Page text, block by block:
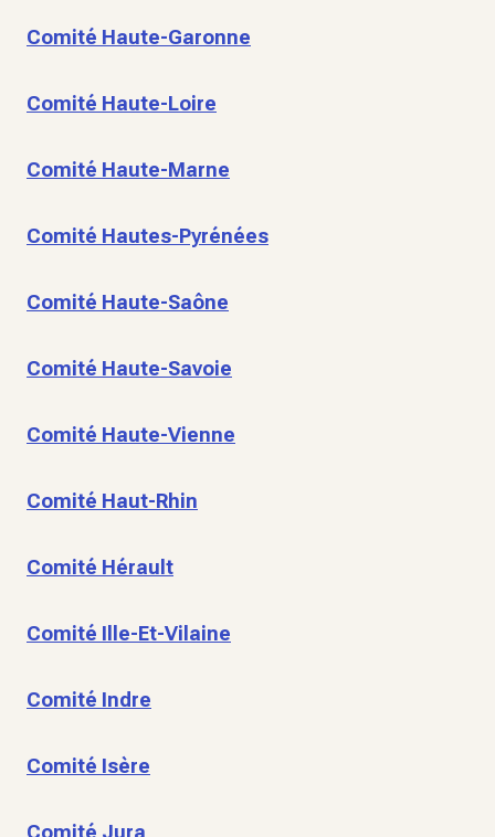
Comité Haute-Garonne
Comité Haute-Loire
Comité Haute-Marne
Comité Hautes-Pyrénées
Comité Haute-Saône
Comité Haute-Savoie
Comité Haute-Vienne
Comité Haut-Rhin
Comité Hérault
Comité Ille-Et-Vilaine
Comité Indre
Comité Isère
Comité Jura